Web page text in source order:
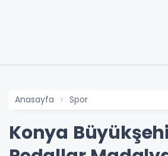
Anasayfa Spor
Konya